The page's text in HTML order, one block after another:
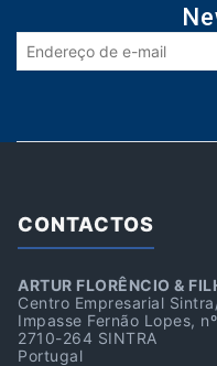
CONTACTOS
ARTUR FLORÊNCIO &
Centro Empresarial
Impasse Fernão Lopes,
2710-264 SINTRA
Portugal